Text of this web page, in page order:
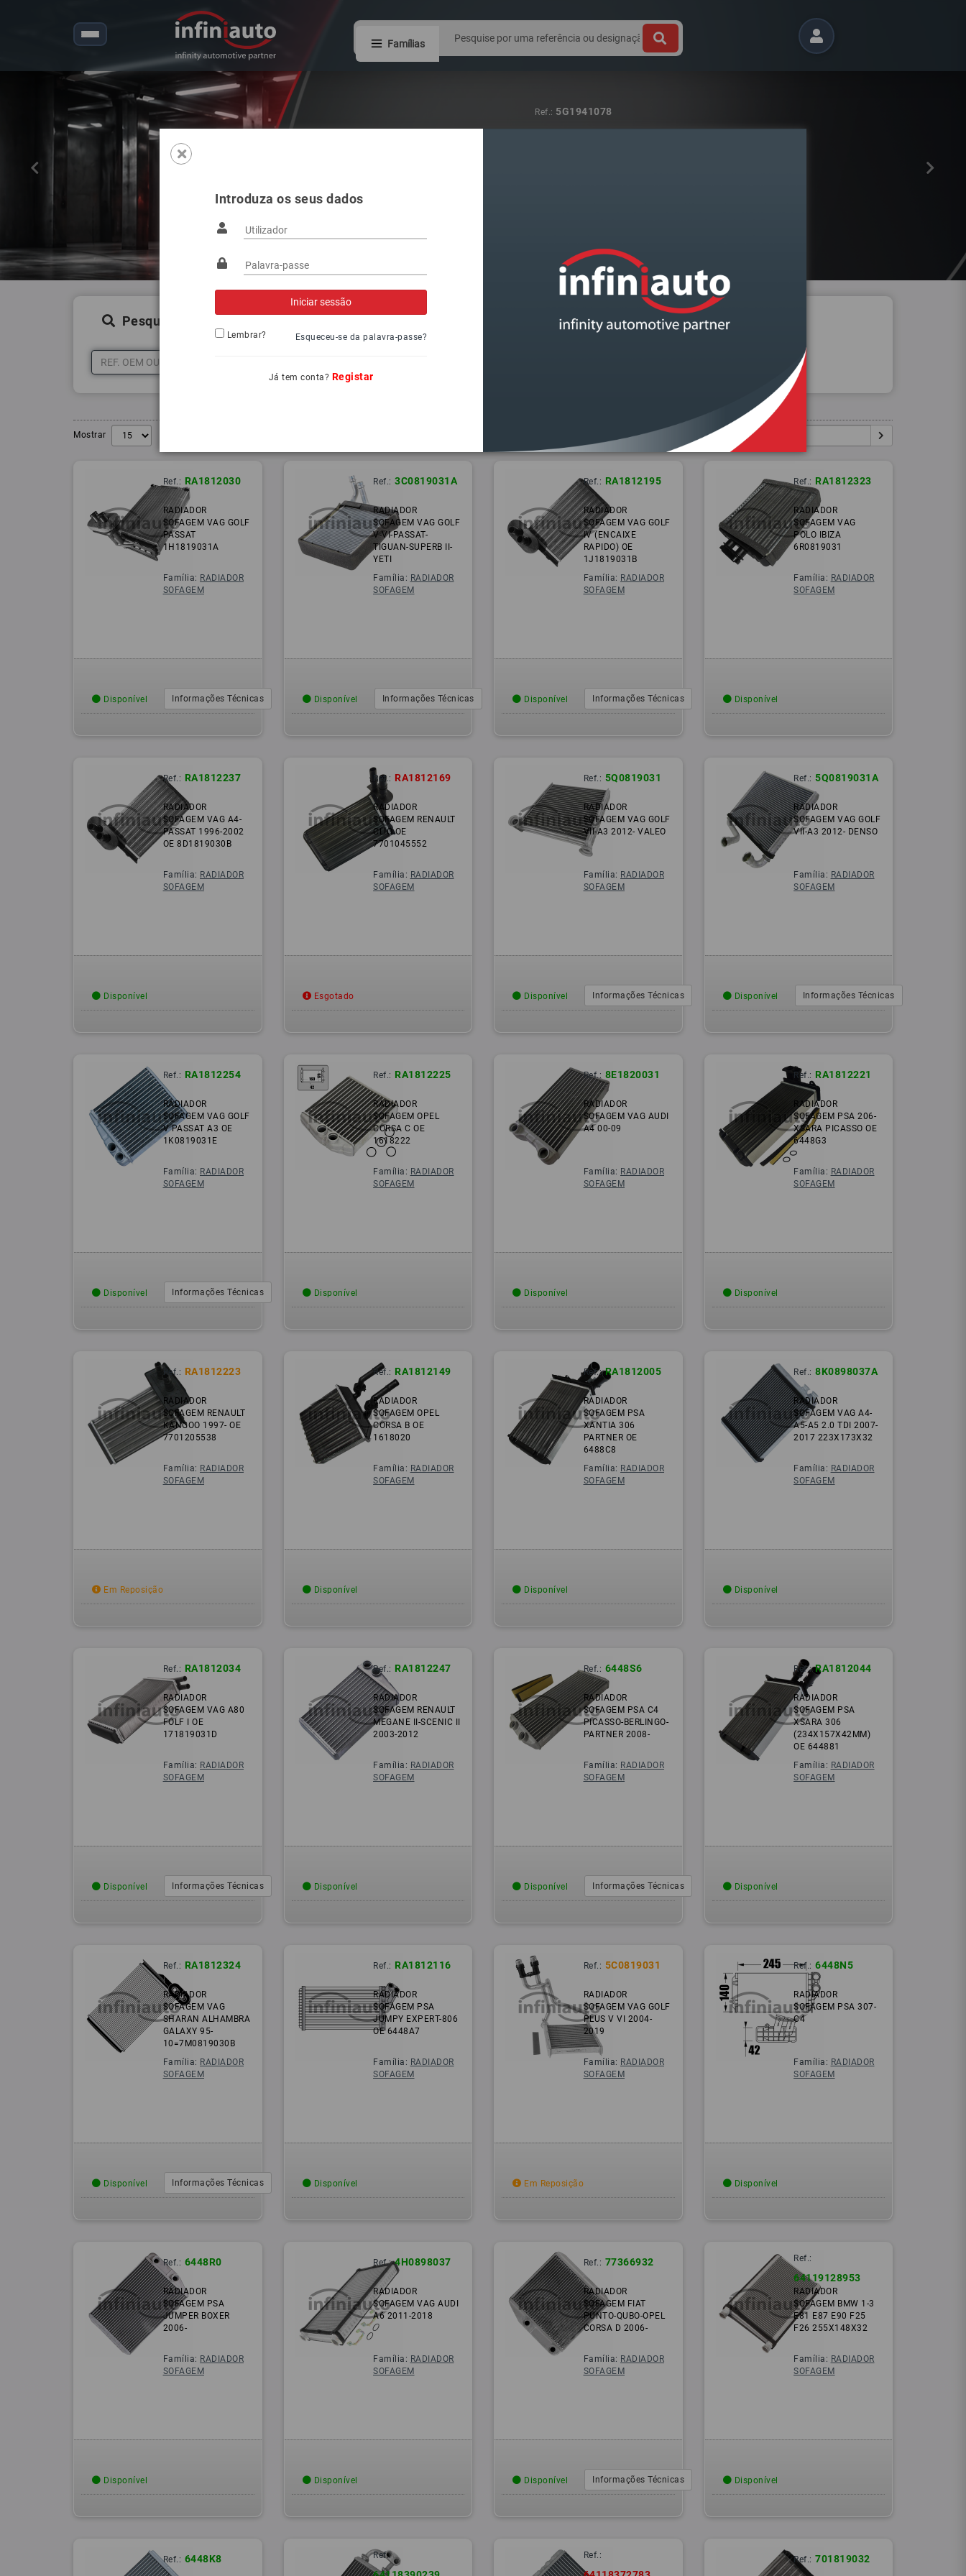
Introduza os seus dados
Lembrar? Esqueceu-se da palavra-passe?
Já tem conta? Registar
Famílias
Ref.: 6Q1941008AT
Pesquisa de produtos
Mostrar Pesquisar:
Ref.: RA1812030
RADIADOR
SOFAGEM VAG GOLF
PASSAT
1H1819031A
Família: RADIADOR
SOFAGEM
Disponível Informações Técnicas
Ref.: 3C0819031A
RADIADOR
SOFAGEM VAG GOLF
V-VI-PASSAT-
TIGUAN-SUPERB II-
YETI
Família: RADIADOR
SOFAGEM
Disponível Informações Técnicas
Ref.: RA1812195
RADIADOR
SOFAGEM VAG GOLF
IV (ENCAIXE
RAPIDO) OE
1J1819031B
Família: RADIADOR
SOFAGEM
Disponível Informações Técnicas
Ref.: RA1812323
RADIADOR
SOFAGEM VAG
POLO IBIZA
6R0819031
Família: RADIADOR
SOFAGEM
Disponível
Ref.: RA1812237
RADIADOR
SOFAGEM VAG A4-
PASSAT 1996-2002
OE 8D1819030B
Família: RADIADOR
SOFAGEM
Disponível
Ref.: RA1812169
RADIADOR
SOFAGEM RENAULT
CLIO OE
7701045552
Família: RADIADOR
SOFAGEM
Esgotado
Ref.: 5Q0819031
RADIADOR
SOFAGEM VAG GOLF
VII-A3 2012- VALEO
Família: RADIADOR
SOFAGEM
Disponível Informações Técnicas
Ref.: 5Q0819031A
RADIADOR
SOFAGEM VAG GOLF
VII-A3 2012- DENSO
Família: RADIADOR
SOFAGEM
Disponível Informações Técnicas
Ref.: RA1812254
RADIADOR
SOFAGEM VAG GOLF
V PASSAT A3 OE
1K0819031E
Família: RADIADOR
SOFAGEM
Disponível Informações Técnicas
Ref.: RA1812225
RADIADOR
SOFAGEM OPEL
CORSA C OE
1618222
Família: RADIADOR
SOFAGEM
Disponível
Ref.: 8E1820031
RADIADOR
SOFAGEM VAG AUDI
A4 00-09
Família: RADIADOR
SOFAGEM
Disponível
Ref.: RA1812221
RADIADOR
SOFAGEM PSA 206-
XSARA PICASSO OE
6448G3
Família: RADIADOR
SOFAGEM
Disponível
Ref.: RA1812223
RADIADOR
SOFAGEM RENAULT
KANGOO 1997- OE
7701205538
Família: RADIADOR
SOFAGEM
Em Reposição
Ref.: RA1812149
RADIADOR
SOFAGEM OPEL
CORSA B OE
1618020
Família: RADIADOR
SOFAGEM
Disponível
Ref.: RA1812005
RADIADOR
SOFAGEM PSA
XANTIA 306
PARTNER OE
6488C8
Família: RADIADOR
SOFAGEM
Disponível
Ref.: 8K0898037A
RADIADOR
SOFAGEM VAG A4-
A5-A5 2.0 TDI 2007-
2017 223X173X32
Família: RADIADOR
SOFAGEM
Disponível
Ref.: RA1812034
RADIADOR
SOFAGEM VAG A80
FOLF I OE
171819031D
Família: RADIADOR
SOFAGEM
Disponível Informações Técnicas
Ref.: RA1812247
RADIADOR
SOFAGEM RENAULT
MEGANE II-SCENIC II
2003-2012
Família: RADIADOR
SOFAGEM
Disponível
Ref.: 6448S6
RADIADOR
SOFAGEM PSA C4
PICASSO-BERLINGO-
PARTNER 2008-
Família: RADIADOR
SOFAGEM
Disponível Informações Técnicas
Ref.: RA1812044
RADIADOR
SOFAGEM PSA
XSARA 306
(234X157X42MM)
OE 644881
Família: RADIADOR
SOFAGEM
Disponível
Ref.: RA1812324
RADIADOR
SOFAGEM VAG
SHARAN ALHAMBRA
GALAXY 95-
10=7M0819030B
Família: RADIADOR
SOFAGEM
Disponível Informações Técnicas
Ref.: RA1812116
RADIADOR
SOFAGEM PSA
JUMPY EXPERT-806
OE 6448A7
Família: RADIADOR
SOFAGEM
Disponível
Ref.: 5C0819031
RADIADOR
SOFAGEM VAG GOLF
PLUS V VI 2004-
2019
Família: RADIADOR
SOFAGEM
Em Reposição
Ref.: 6448N5
RADIADOR
SOFAGEM PSA 307-
C4
Família: RADIADOR
SOFAGEM
Disponível
Ref.: 6448R0
RADIADOR
SOFAGEM PSA
JUMPER BOXER
2006-
Família: RADIADOR
SOFAGEM
Disponível
Ref.: 4H0898037
RADIADOR
SOFAGEM VAG AUDI
A6 2011-2018
Família: RADIADOR
SOFAGEM
Disponível
Ref.: 77366932
RADIADOR
SOFAGEM FIAT
PUNTO-QUBO-OPEL
CORSA D 2006-
Família: RADIADOR
SOFAGEM
Disponível Informações Técnicas
Ref.:
64119128953
RADIADOR
SOFAGEM BMW 1-3
E81 E87 E90 F25
F26 255X148X32
Família: RADIADOR
SOFAGEM
Disponível
Ref.: 6448K8 Ref.: Ref.: Ref.: 701819032